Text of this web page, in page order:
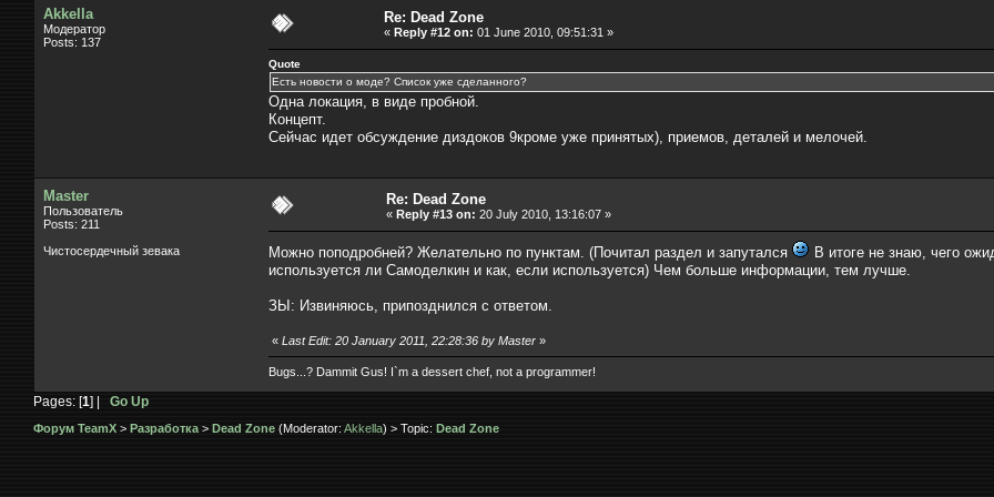
Akkella
Модератор
Posts: 137
Re: Dead Zone
« Reply #12 on: 01 June 2010, 09:51:31 »
Quote
Есть новости о моде? Список уже сделанного?
Одна локация, в виде пробной.
Концепт.
Сейчас идет обсуждение диздоков 9кроме уже принятых), приемов, деталей и мелочей.
Master
Пользователь
Posts: 211
Чистосердечный зевака
Re: Dead Zone
« Reply #13 on: 20 July 2010, 13:16:07 »
Можно поподробней? Желательно по пунктам. (Почитал раздел и запутался
В итоге не знаю, чего
используется ли Самоделкин и как, если используется) Чем больше информации, тем лучше.
ЗЫ: Извиняюсь, припозднился с ответом.
« Last Edit: 20 January 2011, 22:28:36 by Master »
Bugs...? Dammit Gus! I`m a dessert chef, not a programmer!
Pages: [1] | Go Up
Форум TeamX > Разработка > Dead Zone (Moderator: Akkella) > Topic: Dead Zone